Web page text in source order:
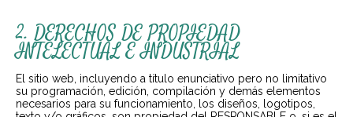
2. DERECHOS DE PROPIEDAD
INTELECTUAL E INDUSTRIAL
El sitio web, incluyendo a título enunciativo pero no limitativo
su programación, edición, compilación y demás elementos
necesarios para su funcionamiento, los diseños, logotipos,